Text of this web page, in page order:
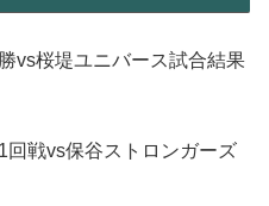
vs桜堤ユニバース試合結果
回戦vs保谷ストロンガーズ